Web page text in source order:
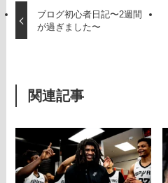
ブログ初心者日記〜2週間
が過ぎました〜
関連記事